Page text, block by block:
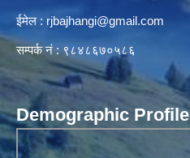
ईमेल : rjbajhangi@gmail.com
सम्पर्क नं : ९८४८६७०५८६
Demographic Profile